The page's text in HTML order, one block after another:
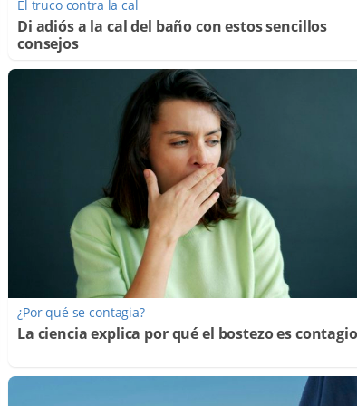
El truco contra la cal
Di adiós a la cal del baño con estos sencillos
consejos
¿Por qué se contagia?
La ciencia explica por qué el bostezo es